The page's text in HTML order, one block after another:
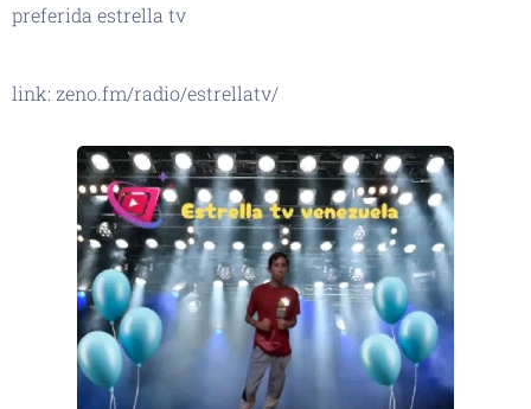
preferida estrella tv
link: zeno.fm/radio/estrellatv/